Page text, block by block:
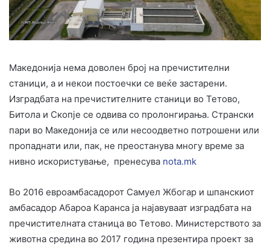
Македонија нема доволен број на пречистителни
станици, а и некои постоечки се веќе застарени.
Изградбата на пречистителните станици во Тетово,
Битола и Скопје се одвива со пролонгирања. Странски
пари во Македонија се или несоодветно потрошени или
пропаднати или, пак, не преостанува многу време за
нивно искористување, пренесува nota.mk
Во 2016 евроамбасадорот Самуел Жбогар и шпанскиот
амбасадор Абароа Каранса ја најавуваат изградбата на
пречистителната станица во Тетово. Министерството за
животна средина во 2017 година презентира проект за